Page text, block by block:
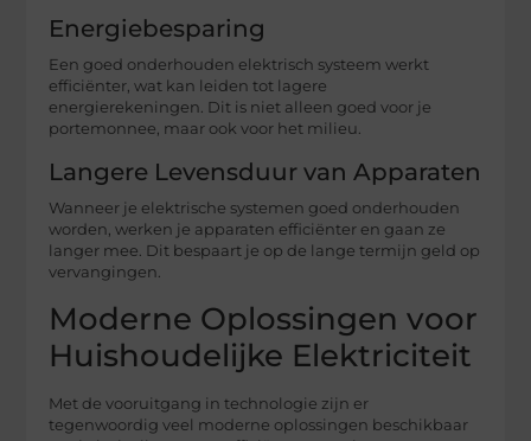
Energiebesparing
Een goed onderhouden elektrisch systeem werkt
efficiënter, wat kan leiden tot lagere
energierekeningen. Dit is niet alleen goed voor je
portemonnee, maar ook voor het milieu.
Langere Levensduur van Apparaten
Wanneer je elektrische systemen goed onderhouden
worden, werken je apparaten efficiënter en gaan ze
langer mee. Dit bespaart je op de lange termijn geld op
vervangingen.
Moderne Oplossingen voor
Huishoudelijke Elektriciteit
Met de vooruitgang in technologie zijn er
tegenwoordig veel moderne oplossingen beschikbaar